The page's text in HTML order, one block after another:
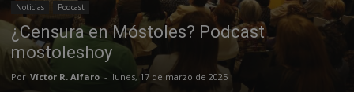
Noticias Podcast
¿Censura en Móstoles? Podcast
mostoleshoy
Por Víctor R. Alfaro - lunes, 17 de marzo de 2025